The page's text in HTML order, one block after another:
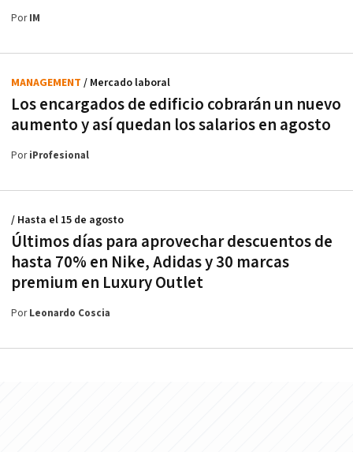
PorIM
Los encargados de edificio cobrarán un nuevo
aumento y así quedan los salarios en agosto
MANAGEMENT / Mercado laboral
PoriProfesional
Últimos días para aprovechar descuentos de
hasta 70% en Nike, Adidas y 30 marcas
premium en Luxury Outlet
/ Hasta el 15 de agosto
PorLeonardo Coscia